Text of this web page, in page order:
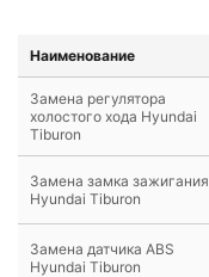
Наименование
Замена регулятора
холостого хода Hyundai
Tiburon
Замена замка зажигания
Hyundai Tiburon
Замена датчика ABS
Hyundai Tiburon